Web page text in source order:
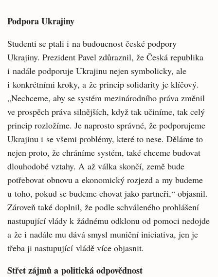
Podpora Ukrajiny
Studenti se ptali i na budoucnost české podpory
Ukrajiny. Prezident Pavel zdůraznil, že Česká republika
i nadále podporuje Ukrajinu nejen symbolicky, ale
i konkrétními kroky, a že princip solidarity je klíčový.
„Nechceme, aby se systém mezinárodního práva změnil
ve prospěch práva silnějších, když tak učiníme, tak celý
princip rozložíme. Je naprosto správné, že podporujeme
Ukrajinu i se všemi problémy, které to nese. Děláme to
nejen proto, že chráníme systém, také chceme budovat
dlouhodobé vztahy. A až válka skončí, země bude
potřebovat obnovu a ekonomický rozjezd a my budeme
u toho, pokud se budeme chovat jako partneři,“ objasnil.
Zároveň také doplnil, že podle schváleného prohlášení
nastupující vlády k žádnému odklonu od pomoci nedojde
a že i nadále mu dává smysl muniční iniciativa, jen je
třeba ji nastupující vládě více objasnit.
Střet zájmů a politická odpovědnost